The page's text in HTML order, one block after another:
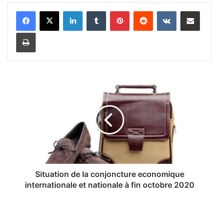
Situation de la conjoncture economique
internationale et nationale à fin octobre 2020